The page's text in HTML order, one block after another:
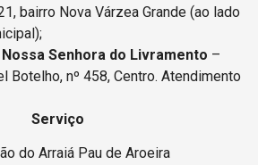
bairro Nova Várzea Grande (ao lado
Senhora do Livramento –
Botelho, nº 458, Centro. Atendimento
Serviço
do Arraiá Pau de Aroeira